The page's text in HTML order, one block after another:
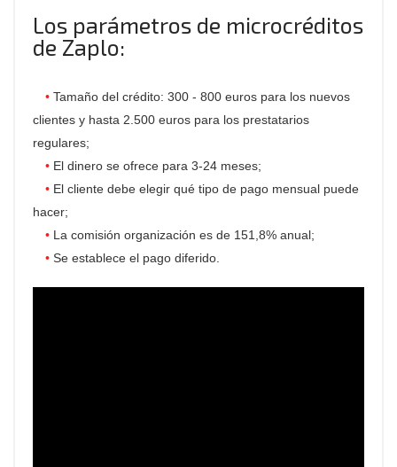
Los parámetros de microcréditos
de Zaplo:
Tamaño del crédito: 300 - 800 euros para los nuevos
clientes y hasta 2.500 euros para los prestatarios
regulares;
El dinero se ofrece para 3-24 meses;
El cliente debe elegir qué tipo de pago mensual puede
hacer;
La comisión organización es de 151,8% anual;
Se establece el pago diferido.